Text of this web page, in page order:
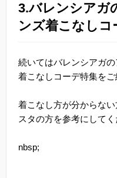
3.バレンシアガ
ンズ着こなしコ
続いてはバレンシアガ
着こなしコーデ特集をご
着こなし方が分からな
スタの方を参考にしてく
nbsp;